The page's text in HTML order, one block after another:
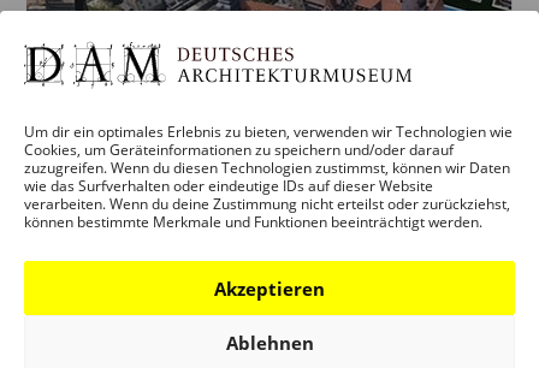
Um dir ein optimales Erlebnis zu bieten, verwenden wir Technologien wie
Cookies, um Geräteinformationen zu speichern und/oder darauf
zuzugreifen. Wenn du diesen Technologien zustimmst, können wir Daten
wie das Surfverhalten oder eindeutige IDs auf dieser Website
verarbeiten. Wenn du deine Zustimmung nicht erteilst oder zurückziehst,
können bestimmte Merkmale und Funktionen beeinträchtigt werden.
Akzeptieren
Ablehnen